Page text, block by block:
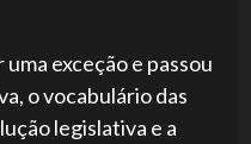
exceção e passou
o vocabulário das
legislativa e a